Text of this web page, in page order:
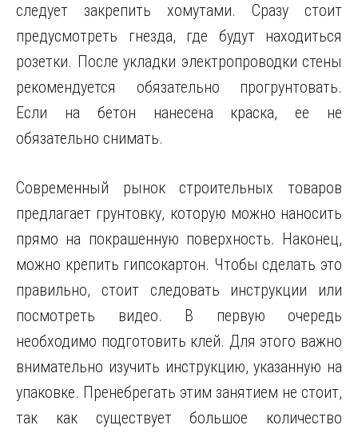
следует закрепить хомутами. Сразу стоит
предусмотреть гнезда, где будут находиться
розетки. После укладки электропроводки стены
рекомендуется обязательно прогрунтовать.
Если на бетон нанесена краска, ее не
обязательно снимать.
Современный рынок строительных товаров
предлагает грунтовку, которую можно наносить
прямо на покрашенную поверхность. Наконец,
можно крепить гипсокартон. Чтобы сделать это
правильно, стоит следовать инструкции или
посмотреть видео. В первую очередь
необходимо подготовить клей. Для этого важно
внимательно изучить инструкцию, указанную на
упаковке. Пренебрегать этим занятием не стоит,
так как существует большое количество